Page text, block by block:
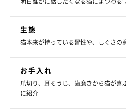
生態
猫本来が持っている習性や、しぐさの
お手入れ
爪切り、耳そうじ、歯磨きから猫が喜
に紹介